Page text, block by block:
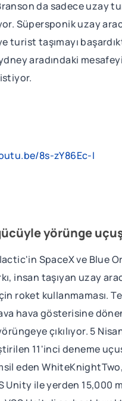
da sadece uzay
Süpersponik uzay
turist taşımayı
aradındaki
8s-zY86Ec-I
yörünge
SpaceX ve Blue
insan taşıyan uzay
roket kullanmaması.
hava gösterisine
çıkılıyor. 5
11'inci deneme
eden
Unity ile yerden 15,000